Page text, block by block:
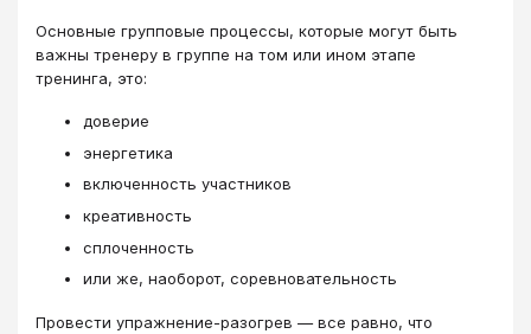
Основные групповые процессы, которые могут быть
важны тренеру в группе на том или ином этапе
тренинга, это:
доверие
энергетика
включенность участников
креативность
сплоченность
или же, наоборот, соревновательность
Провести упражнение-разогрев — все равно, что